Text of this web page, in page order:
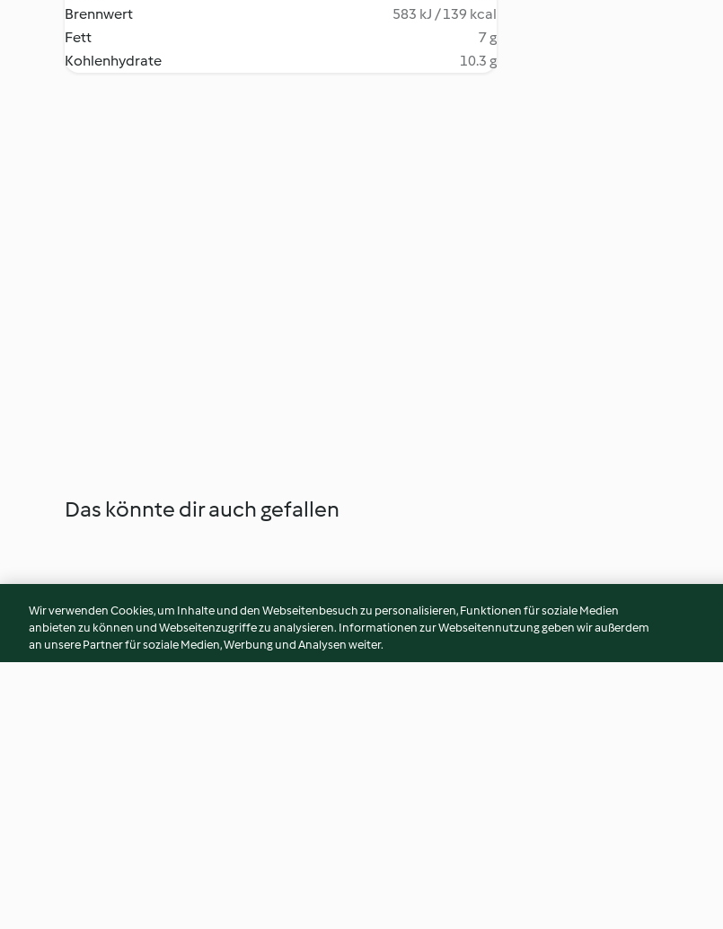
Brennwert
583 kJ / 139 kcal
Fett
7 g
Kohlenhydrate
10.3 g
Das könnte dir auch gefallen
Wir verwenden Cookies, um Inhalte und den Webseitenbesuch zu personalisieren, Funktionen für soziale Medien
anbieten zu können und Webseitenzugriffe zu analysieren. Informationen zur Webseitennutzung geben wir außerdem
an unsere Partner für soziale Medien, Werbung und Analysen weiter.